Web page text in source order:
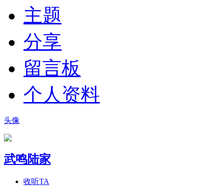
主题
分享
留言板
个人资料
头像
武鸣陆家
收听TA